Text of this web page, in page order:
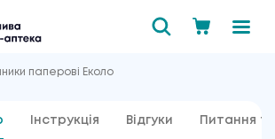
паперові Еколо
Інструкція Відгуки Питання та